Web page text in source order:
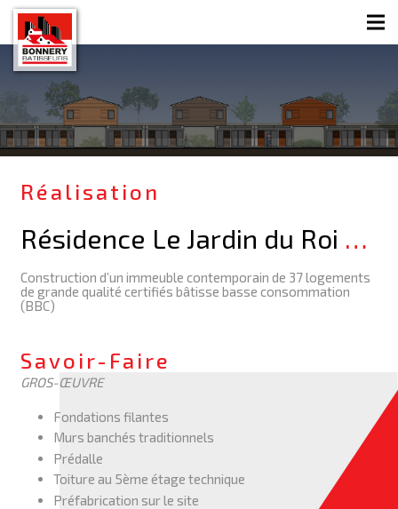
Réalisation
Résidence Le Jardin du Roi …
Construction d’un immeuble contemporain de 37 logements
de grande qualité certifiés bâtisse basse consommation
(BBC)
Savoir-Faire
GROS-ŒUVRE
Fondations filantes
Murs banchés traditionnels
Prédalle
Toiture au 5ème étage technique
Préfabrication sur le site